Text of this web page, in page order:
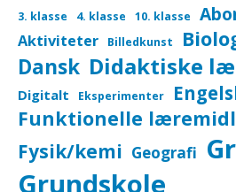
3. klasse 4. klasse 10. klasse
Aktiviteter Billedkunst
Dansk Didaktiske
Digitalt Eksperimenter
Funktionelle
Fysik/kemi Geografi
Grundskole